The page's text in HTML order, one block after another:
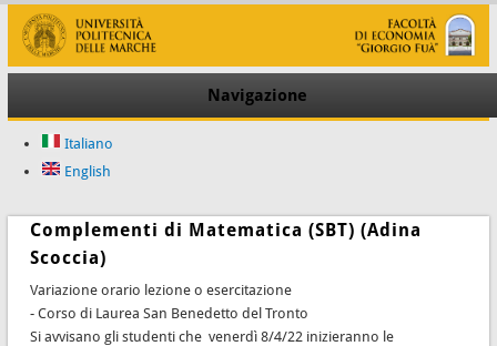
Navigazione
Italiano
English
Complementi di Matematica (SBT) (Adina
Scoccia)
Variazione orario lezione o esercitazione
- Corso di Laurea San Benedetto del Tronto
Si avvisano gli studenti che venerdì 8/4/22 inizieranno le